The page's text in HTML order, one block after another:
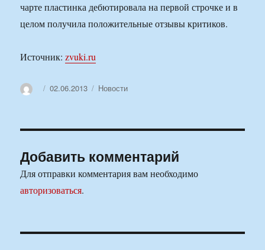
чарте пластинка дебютировала на первой строчке и в
целом получила положительные отзывы критиков.
Источник:zvuki.ru
АвторОпубликовано
02.06.2013 Рубрики
Новости
Добавить комментарий
Для отправки комментария вам необходимо
авторизоваться.